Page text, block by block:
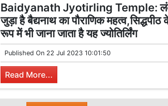
Baidyanath Jyotirling Temple:
जुड़ा है बैद्यनाथ का पौराणिक
रूप में भी जाना जाता है यह ज्योतिर्लिंग
Published On 22 Jul 2023 10:01:50
Read More...